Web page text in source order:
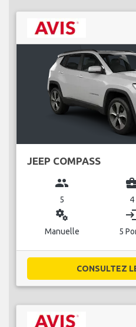
JEEP COMPASS
group
5 4
miscellaneous_services
Manuelle 5
CONSULTEZ